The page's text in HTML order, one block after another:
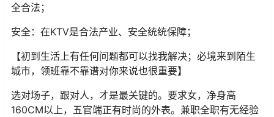
全合法；
安全：在KTV是合法产业、安全统统保障；
【初到生活上有任何问题都可以找我解决；必境来到陌生
城市，领班靠不靠谱对你来说也很重要】
选对场子，跟对人，才是最关键的。要求女，净身高
160CM以上，五官端正有时尚的外表。兼职全职有无经验